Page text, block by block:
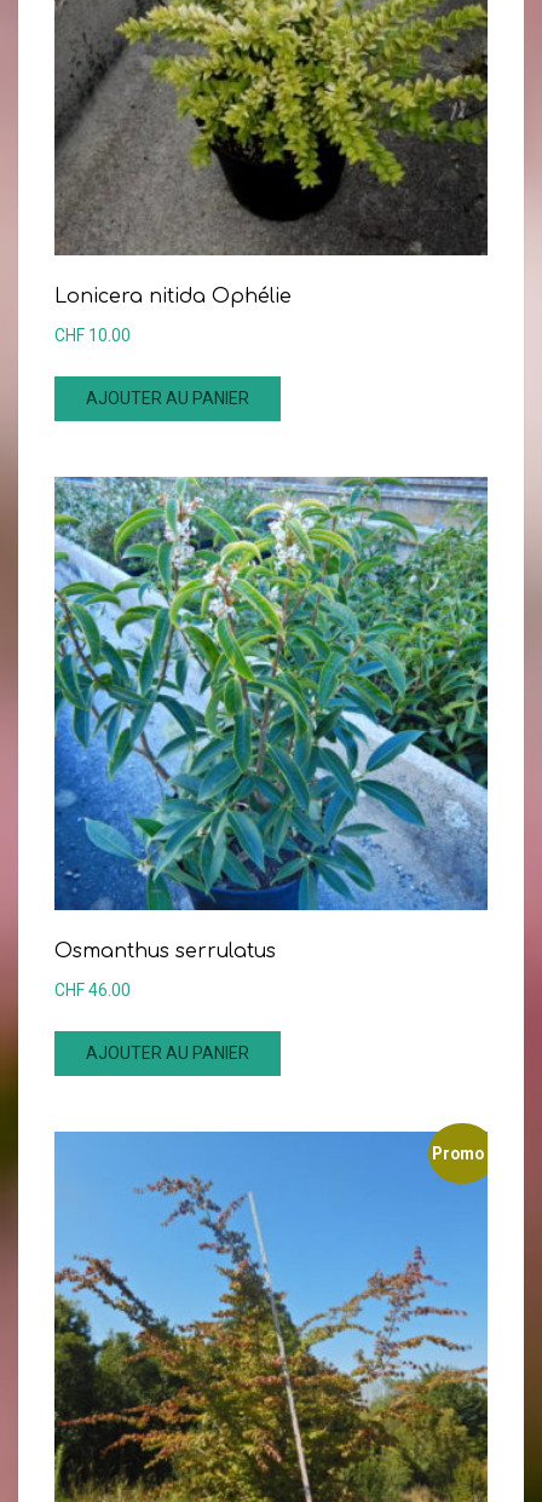
Lonicera nitida Ophélie
CHF 10.00
AJOUTER AU PANIER
Osmanthus serrulatus
CHF46.00
AJOUTER AU PANIER
Promo !